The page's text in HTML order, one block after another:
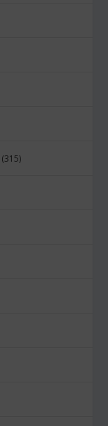
(315)